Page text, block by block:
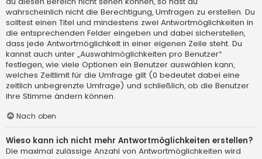
wahrscheinlich nicht die Berechtigung, Umfragen zu erstellen. Du
solltest einen Titel und mindestens zwei Antwortmöglichkeiten in
die entsprechenden Felder eingeben und dabei sicherstellen,
dass jede Antwortmöglichkeit in einer eigenen Zeile steht. Du
kannst auch unter „Auswahlmöglichkeiten pro Benutzer“
festlegen, wie viele Optionen ein Benutzer auswählen kann,
welches Zeitlimit für die Umfrage gilt (0 bedeutet dabei eine
zeitlich unbegrenzte Umfrage) und schließlich, ob die Benutzer
ihre Stimme ändern können.
Nach oben
Wieso kann ich nicht mehr Antwortmöglichkeiten erstellen?
Die maximal zulässige Anzahl von Antwortmöglichkeiten wird